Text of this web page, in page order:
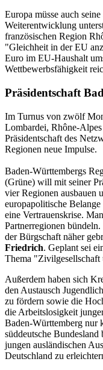
Europa müsse auch
Weiterentwicklung
französischen Region
"Gleichheit in der EU
Euro im EU-Haushalt
Wettbewerbsfähigkeit
Präsidentschaft
Im Turnus von zwölf
Lombardei, Rhône-
Präsidentschaft des
Regionen neue Impulse.
Baden-Württembergs
(Grüne) will mit seiner
vier Regionen ausbauen
europapolitische
eine Vertrauenskrise.
Partnerregionen
der Bürgschaft näher
Friedrich. Geplant sei
Thema
Außerdem haben sich
den Austausch
zu fördern sowie die
die Arbeitslosigkeit
Baden-Württemberg nur
süddeutsche
jungen ausländischen
Deutschland zu